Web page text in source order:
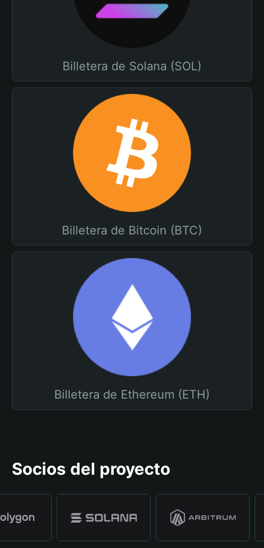
Billetera de Solana (SOL)
Billetera de Bitcoin (BTC)
Billetera de Ethereum (ETH)
Socios del proyecto